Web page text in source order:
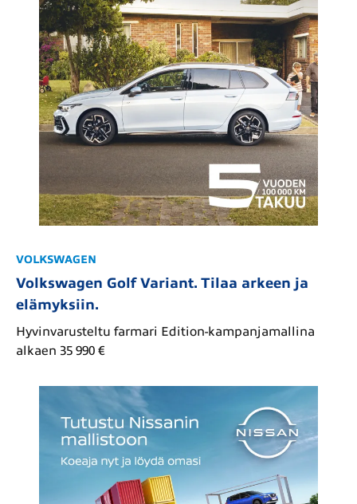
VOLKSWAGEN
Volkswagen Golf Variant. Tilaa arkeen ja
elämyksiin.
Hyvinvarusteltu farmari Edition-kampanjamallina
alkaen 35 990 €